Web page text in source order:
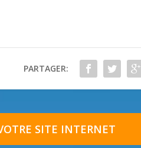
PARTAGER:
SITE INTERNET